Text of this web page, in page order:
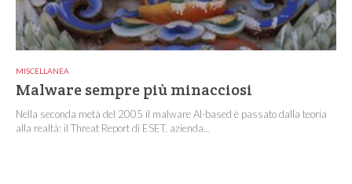
MISCELLANEA
Malware sempre più minacciosi
Nella seconda metà del 2005 il malware AI-based è passato dalla teoria
alla realtà: il Threat Report di ESET, azienda...